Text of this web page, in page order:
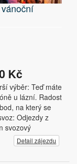
Kč
výběr: Teď máte
u lázní. Radost
na který se
Odjezdy z
svozový
Detail zájezdu